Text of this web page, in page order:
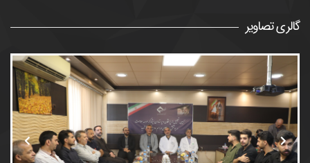
گالری تصاویر